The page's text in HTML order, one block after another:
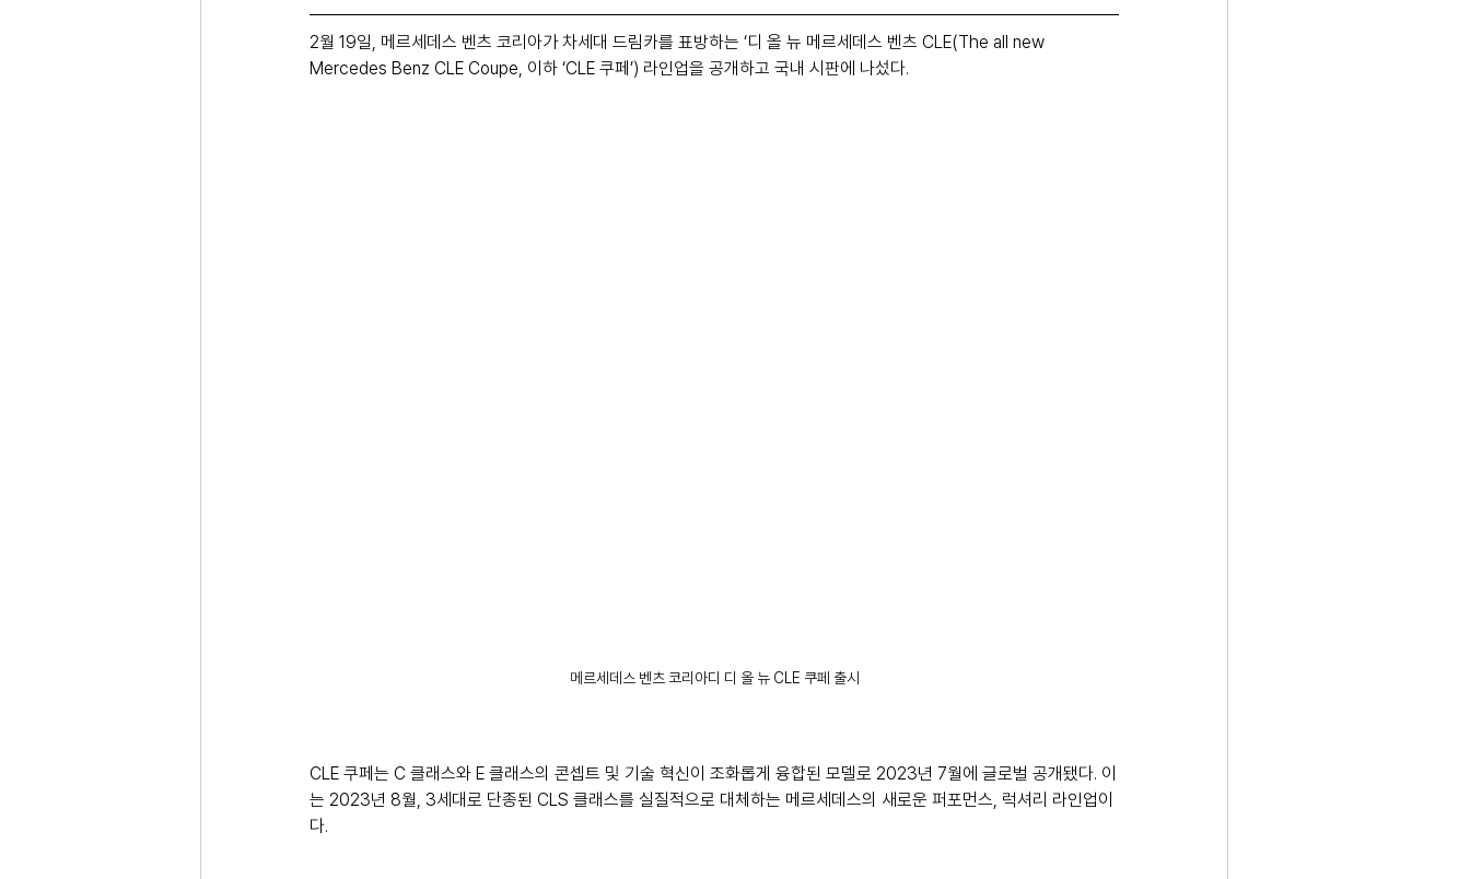
2월 19일, 메르세데스 벤츠 코리아가 차세대 드림카를 표방하는 ‘디 올 뉴 메르세데스 벤츠 CLE(The all new
Mercedes Benz CLE Coupe, 이하 ‘CLE 쿠페’) 라인업을 공개하고 국내 시판에 나섰다.
메르세데스 벤츠 코리아디 디 올 뉴 CLE 쿠페 출시
CLE 쿠페는 C 클래스와 E 클래스의 콘셉트 및 기술 혁신이 조화롭게 융합된 모델로 2023년 7월에 글로벌 공개됐다. 이
는 2023년 8월, 3세대로 단종된 CLS 클래스를 실질적으로 대체하는 메르세데스의 새로운 퍼포먼스, 럭셔리 라인업이
다.